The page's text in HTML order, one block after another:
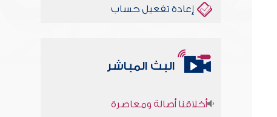
إعادة تفعيل حساب
البث المباشر